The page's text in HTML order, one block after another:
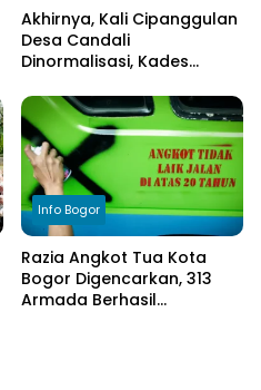
Akhirnya, Kali Cipanggulan
Desa Candali
Dinormalisasi, Kades
kepada Bupati Bogor
Info Bogor
Razia Angkot Tua Kota
Bogor Digencarkan, 313
Armada Berhasil